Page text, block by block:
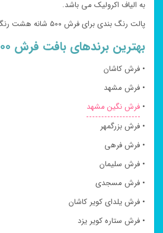
به الیاف اکرولیک می باشد.
پالت رنگ بندی برای فرش ۵۰۰ شانه هشت رنگ کفایت می کند.
بهترین برندهای بافت فرش ۵۰۰ شانه :
• فرش کاشان
• فرش مشهد
• فرش نگین مشهد
• فرش بزرگمهر
• فرش فرهی
• فرش سلیمان
• فرش مسجدی
• فرش یلدای کویر کاشان
• فرش ستاره کویر یزد